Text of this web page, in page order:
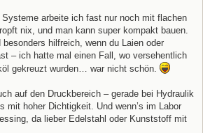
arbeite ich fast nur noch mit flachen
nix, und man kann super kompakt bauen.
besonders hilfreich, wenn du Laien oder
– ich hatte mal einen Fall, wo versehentlich
gekreuzt wurden… war nicht schön.
auf den Druckbereich – gerade bei Hydraulik
mit hoher Dichtigkeit. Und wenn’s im Labor
da lieber Edelstahl oder Kunststoff mit